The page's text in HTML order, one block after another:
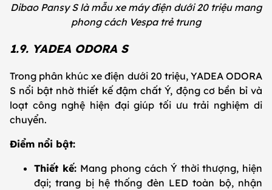
Dibao Pansy S là mẫu xe máy điện dưới 20 triệu mang
phong cách Vespa trẻ trung
1.9. YADEA ODORA S
Trong phân khúc xe điện dưới 20 triệu, YADEA ODORA
S nổi bật nhờ thiết kế đậm chất Ý, động cơ bền bỉ và
loạt công nghệ hiện đại giúp tối ưu trải nghiệm di
chuyển.
Điểm nổi bật:
Thiết kế: Mang phong cách Ý thời thượng, hiện
đại; trang bị hệ thống đèn LED toàn bộ, nhận